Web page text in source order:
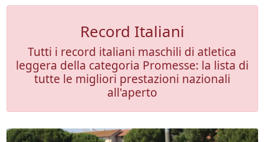
Record Italiani
Tutti i record italiani maschili di atletica
leggera della categoria Promesse: la lista di
tutte le migliori prestazioni nazionali
all'aperto